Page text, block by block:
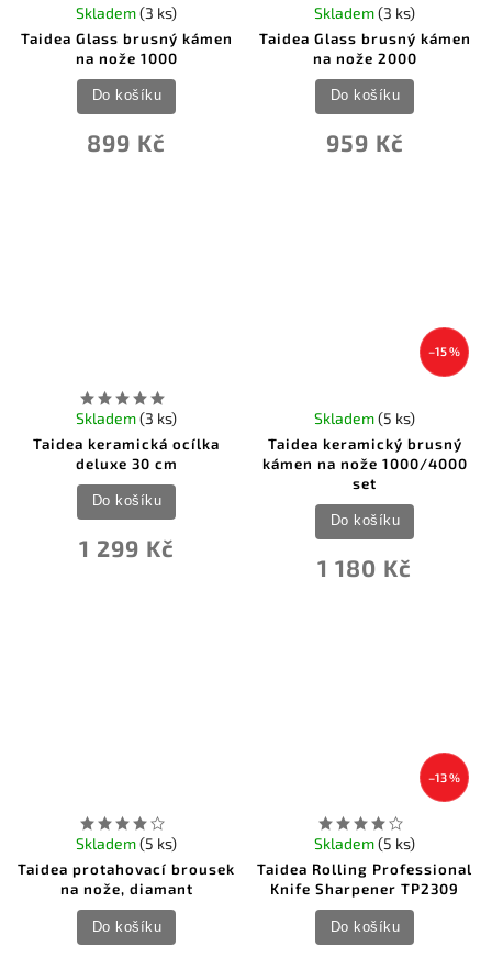
Taidea Glass brusný kámen
na nože 1000
Skladem(3 ks)
899 Kč
Do košíku
Taidea Glass brusný kámen
na nože 2000
Skladem(3 ks)
959 Kč
Do košíku
Taidea keramická ocílka
deluxe 30 cm
Skladem(3 ks)
1 299 Kč
Do košíku
–15 %
Taidea keramický brusný
kámen na nože 1000/4000
set
Skladem(5 ks)
1 180 Kč
Do košíku
Taidea protahovací brousek
na nože, diamant
Skladem(5 ks)
Do košíku
–13 %
Taidea Rolling Professional
Knife Sharpener TP2309
Skladem(5 ks)
Do košíku